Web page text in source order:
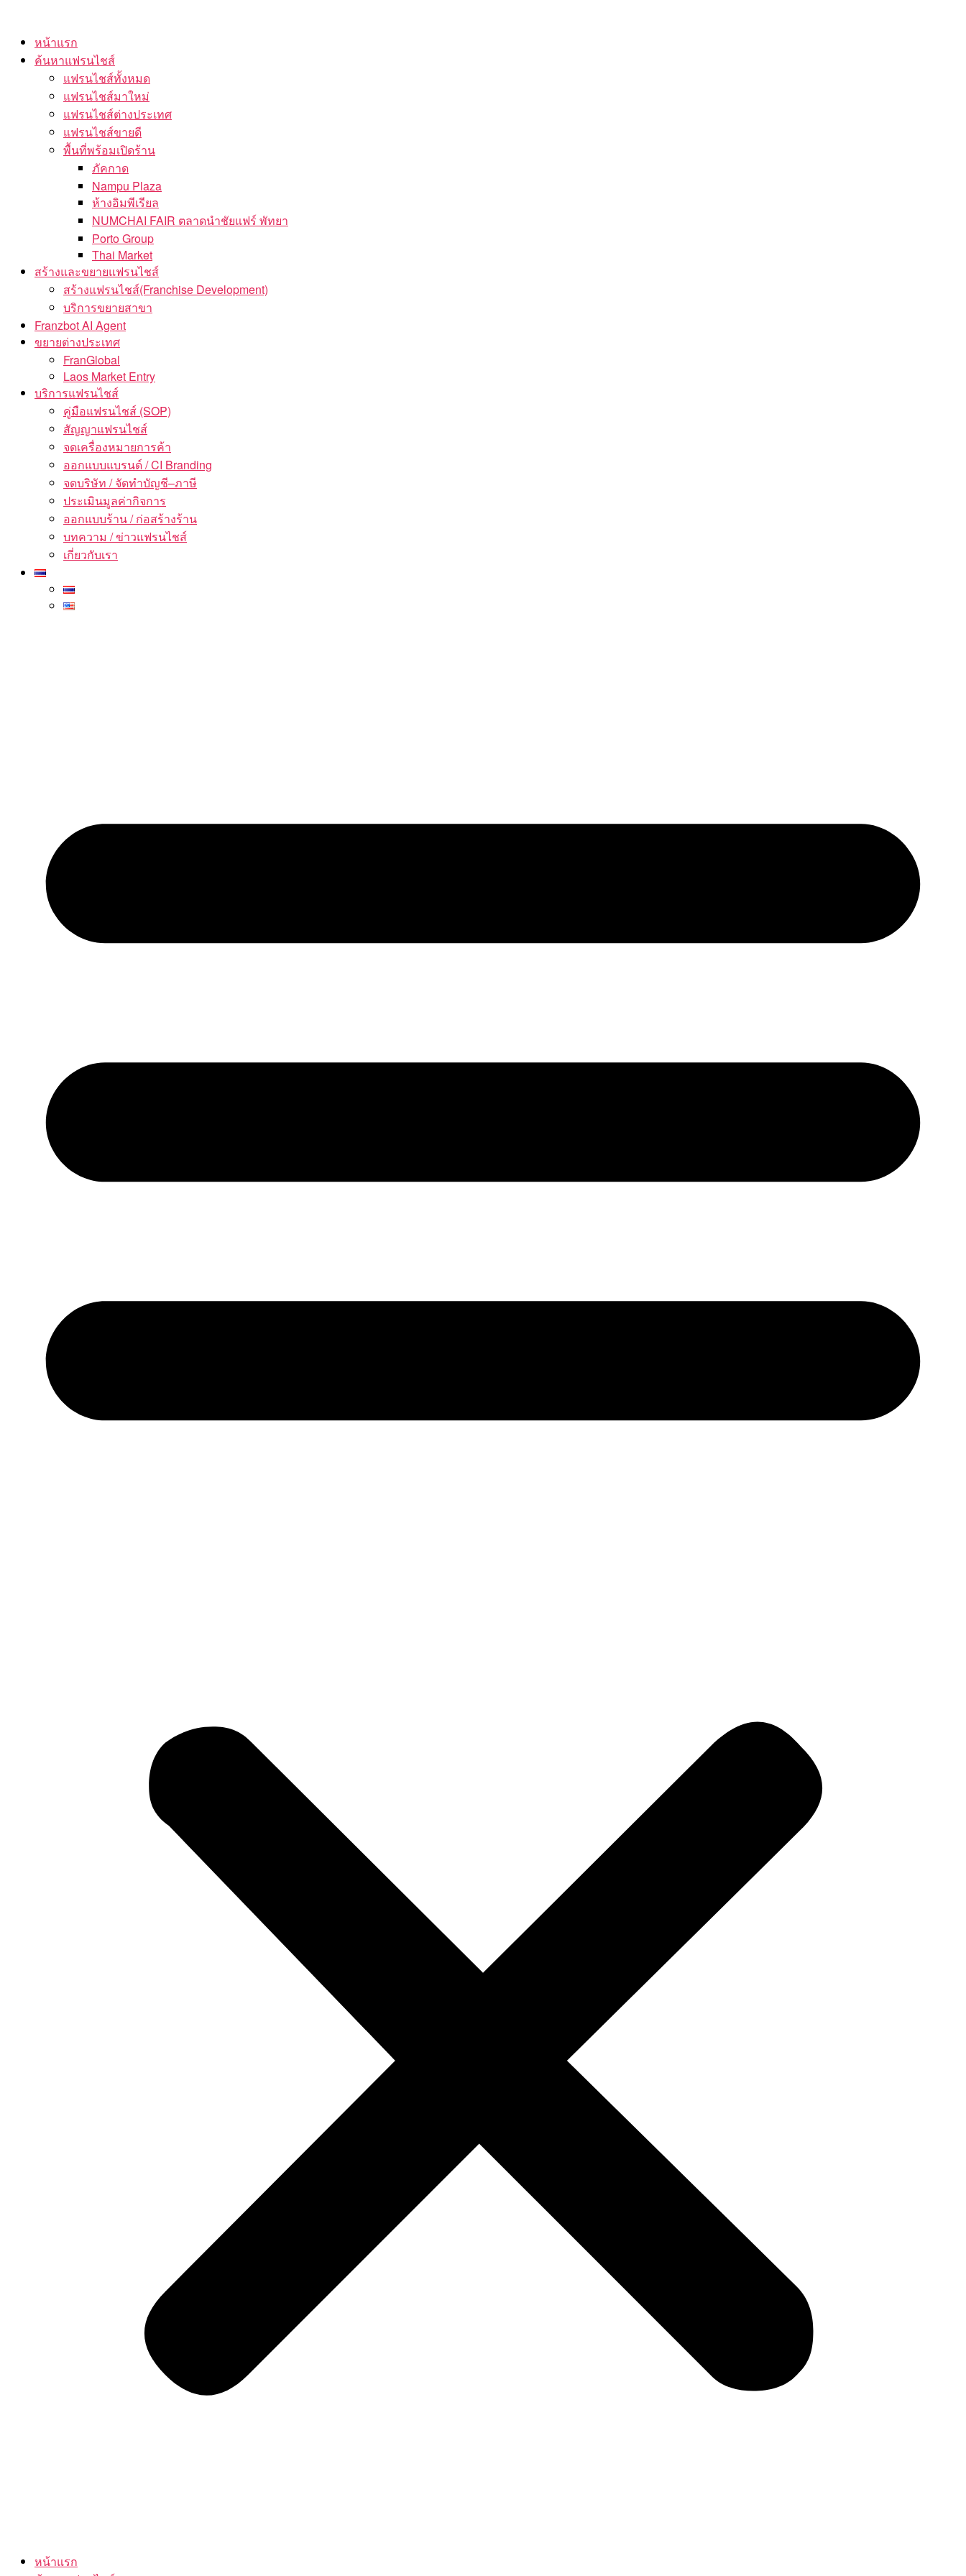
content
หน้าแรก
ค้นหาแฟรนไชส์
แฟรนไชส์ทั้งหมด
แฟรนไชส์มาใหม่
แฟรนไชส์ต่างประเทศ
แฟรนไชส์ขายดี
พื้นที่พร้อมเปิดร้าน
ภัคกาด
Nampu Plaza
ห้างอิมพีเรียล
NUMCHAI FAIR ตลาดนำชัยแฟร์ พัทยา
Porto Group
Thai Market
สร้างและขยายแฟรนไชส์
สร้างแฟรนไชส์(Franchise Development)
บริการขยายสาขา
Franzbot AI Agent
ขยายต่างประเทศ
FranGlobal
Laos Market Entry
บริการแฟรนไชส์
คู่มือแฟรนไชส์ (SOP)
สัญญาแฟรนไชส์
จดเครื่องหมายการค้า
ออกแบบแบรนด์ / CI Branding
จดบริษัท / จัดทำบัญชี–ภาษี
ประเมินมูลค่ากิจการ
ออกแบบร้าน / ก่อสร้างร้าน
บทความ / ข่าวแฟรนไชส์
เกี่ยวกับเรา
หน้าแรก